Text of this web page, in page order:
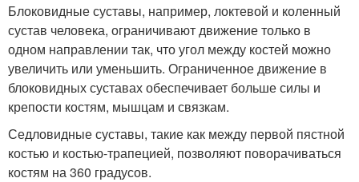
Блоковидные суставы, например, локтевой и коленный
сустав человека, ограничивают движение только в
одном направлении так, что угол между костей можно
увеличить или уменьшить. Ограниченное движение в
блоковидных суставах обеспечивает больше силы и
крепости костям, мышцам и связкам.
Седловидные суставы, такие как между первой пястной
костью и костью-трапецией, позволяют поворачиваться
костям на 360 градусов.